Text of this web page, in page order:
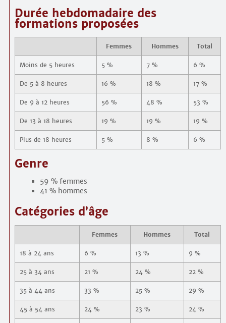
Durée hebdomadaire des
formations proposées
Femmes Hommes Total
Moins de 5 heures 5 % 7 % 6 %
De 5 à 8 heures 16 % 18 % 17 %
De 9 à 12 heures 56 % 48 % 53 %
De 13 à 18 heures 19 % 19 % 19 %
Plus de 18 heures 5 % 8 % 6 %
Genre
59 % femmes
41 % hommes
Catégories d’âge
Femmes Hommes Total
18 à 24 ans 6 % 13 % 9 %
25 à 34 ans 21 % 24 % 22 %
35 à 44 ans 33 % 25 % 29 %
45 à 54 ans 24 % 23 % 24 %